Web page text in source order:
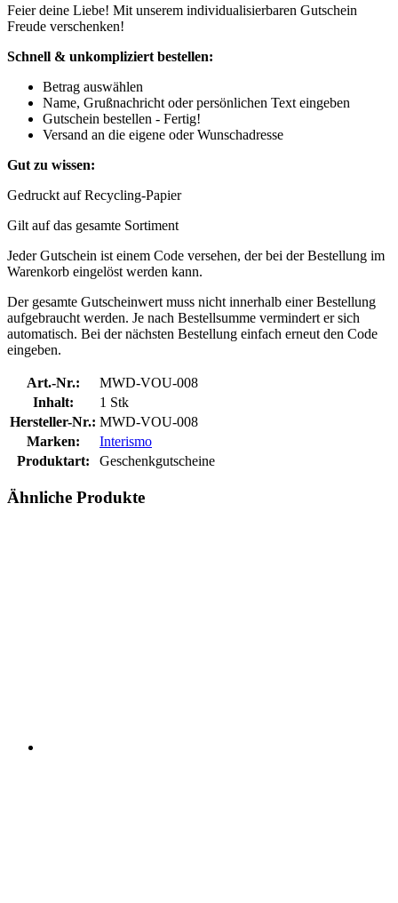
Feier deine Liebe! Mit unserem individualisierbaren Gutschein
Freude verschenken!
Schnell & unkompliziert bestellen:
Betrag auswählen
Name, Grußnachricht oder persönlichen Text eingeben
Gutschein bestellen - Fertig!
Versand an die eigene oder Wunschadresse
Gut zu wissen:
Gedruckt auf Recycling-Papier
Gilt auf das gesamte Sortiment
Jeder Gutschein ist einem Code versehen, der bei der Bestellung im
Warenkorb eingelöst werden kann.
Der gesamte Gutscheinwert muss nicht innerhalb einer Bestellung
aufgebraucht werden. Je nach Bestellsumme vermindert er sich
automatisch. Bei der nächsten Bestellung einfach erneut den Code
eingeben.
Art.-Nr.:
MWD-VOU-008
Inhalt:
1 Stk
Hersteller-Nr.: MWD-VOU-008
Marken:
Interismo
Produktart:
Geschenkgutscheine
Ähnliche Produkte